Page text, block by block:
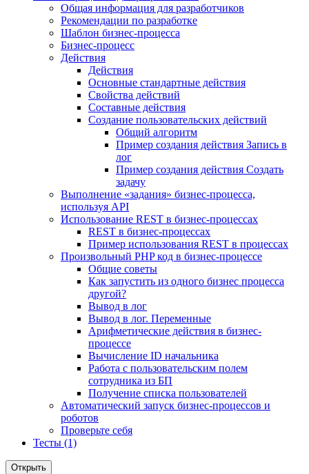
Общая информация для разработчиков
Рекомендации по разработке
Шаблон бизнес-процесса
Бизнес-процесс
Действия
Действия
Основные стандартные действия
Свойства действий
Составные действия
Создание пользовательских действий
Общий алгоритм
Пример создания действия Запись в
лог
Пример создания действия Создать
задачу
Выполнение «задания» бизнес-процесса,
используя API
Использование REST в бизнес-процессах
REST в бизнес-процессах
Пример использования REST в процессах
Произвольный PHP код в бизнес-процессе
Общие советы
Как запустить из одного бизнес процесса
другой?
Вывод в лог
Вывод в лог. Переменные
Арифметические действия в бизнес-
процессе
Вычисление ID начальника
Работа с пользовательским полем
сотрудника из БП
Получение списка пользователей
Автоматический запуск бизнес-процессов и
роботов
Проверьте себя
Тесты (1)
Открыть